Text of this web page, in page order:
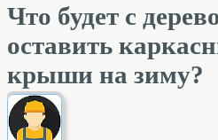
Что будет с
оставить
крыши на зиму?